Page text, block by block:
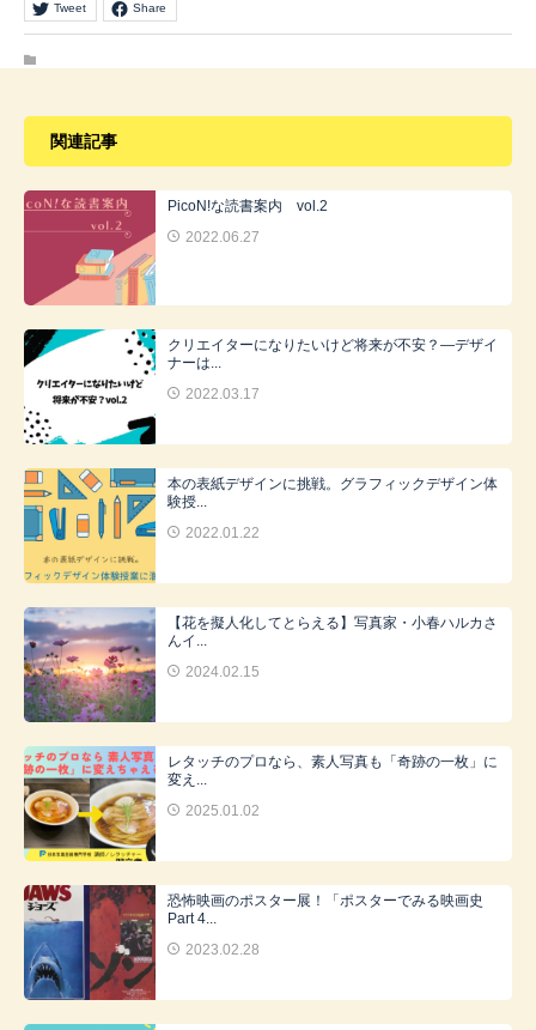
Tweet Share
関連記事
PicoN!な読書案内 vol.2
2022.06.27
クリエイターになりたいけど将来が不安？―デザイ
ナーは...
2022.03.17
本の表紙デザインに挑戦。グラフィックデザイン体
験授...
2022.01.22
【花を擬人化してとらえる】写真家・小春ハルカさ
んイ...
2024.02.15
レタッチのプロなら、素人写真も「奇跡の一枚」に
変え...
2025.01.02
恐怖映画のポスター展！「ポスターでみる映画史
Part 4...
2023.02.28